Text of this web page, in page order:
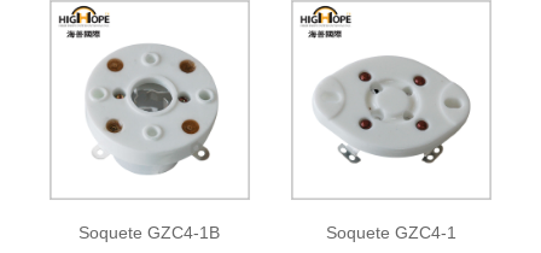
Soquete GZC4-1B Soquete GZC4-1